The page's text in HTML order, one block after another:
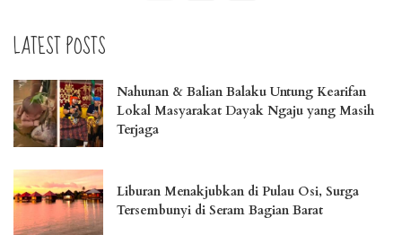
LATEST POSTS
Nahunan & Balian Balaku Untung Kearifan
Lokal Masyarakat Dayak Ngaju yang Masih
Terjaga
Liburan Menakjubkan di Pulau Osi, Surga
Tersembunyi di Seram Bagian Barat